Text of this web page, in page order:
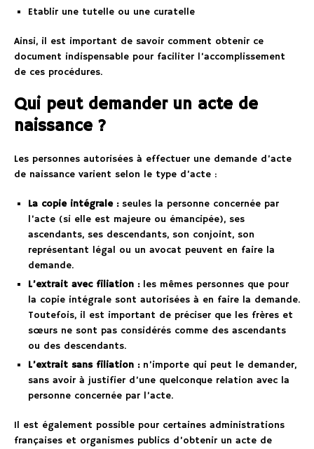
Etablir une tutelle ou une curatelle
Ainsi, il est important de savoir comment obtenir ce
document indispensable pour faciliter l’accomplissement
de ces procédures.
Qui peut demander un acte de
naissance ?
Les personnes autorisées à effectuer une demande d’acte
de naissance varient selon le type d’acte :
La copie intégrale :seules la personne concernée par
l’acte (si elle est majeure ou émancipée), ses
ascendants, ses descendants, son conjoint, son
représentant légal ou un avocat peuvent en faire la
demande.
L’extrait avec filiation :les mêmes personnes que pour
la copie intégrale sont autorisées à en faire la demande.
Toutefois, il est important de préciser que les frères et
sœurs ne sont pas considérés comme des ascendants
ou des descendants.
L’extrait sans filiation :n’importe qui peut le demander,
sans avoir à justifier d’une quelconque relation avec la
personne concernée par l’acte.
Il est également possible pour certaines administrations
françaises et organismes publics d’obtenir un acte de